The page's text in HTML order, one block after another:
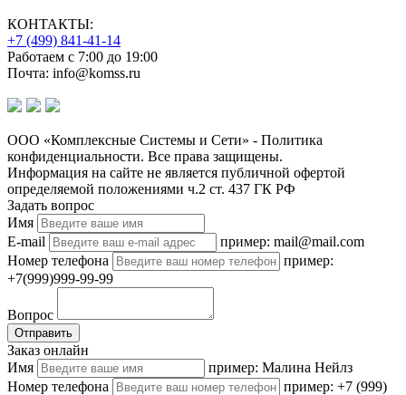
КОНТАКТЫ:
+7 (499) 841-41-14
Работаем с 7:00 до 19:00
Почта: info@komss.ru
ООО «Комплексные Системы и Сети» - Политика
конфиденциальности. Все права защищены.
Информация на сайте не является публичной офертой
определяемой положениями ч.2 ст. 437 ГК РФ
Задать вопрос
Имя
E-mail
пример: mail@mail.com
Номер телефона
пример:
+7(999)999-99-99
Вопрос
Отправить
Заказ онлайн
Имя
пример: Малина Нейлз
Номер телефона
пример: +7 (999)